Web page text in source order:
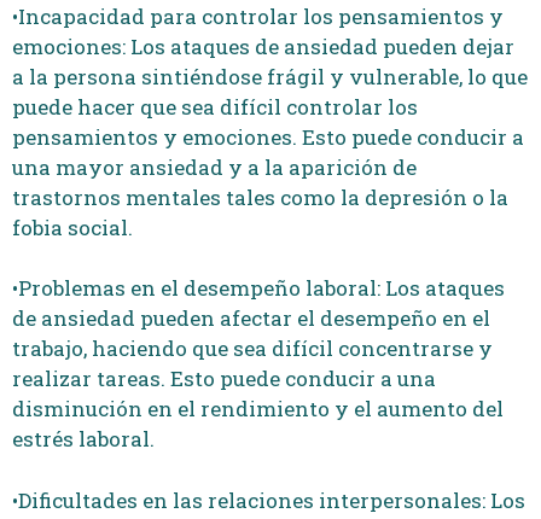
•Incapacidad para controlar los pensamientos y
emociones: Los ataques de ansiedad pueden dejar
a la persona sintiéndose frágil y vulnerable, lo que
puede hacer que sea difícil controlar los
pensamientos y emociones. Esto puede conducir a
una mayor ansiedad y a la aparición de
trastornos mentales tales como la depresión o la
fobia social.
•Problemas en el desempeño laboral: Los ataques
de ansiedad pueden afectar el desempeño en el
trabajo, haciendo que sea difícil concentrarse y
realizar tareas. Esto puede conducir a una
disminución en el rendimiento y el aumento del
estrés laboral.
•Dificultades en las relaciones interpersonales: Los